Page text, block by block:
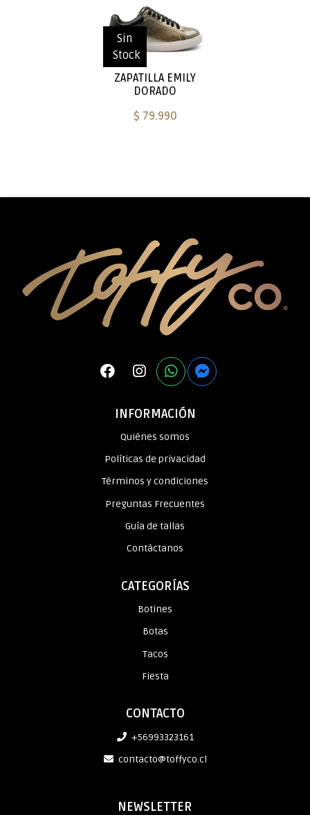
Sin
Stock
ZAPATILLA EMILY
DORADO
$ 79.990
INFORMACIÓN
Quiénes somos
Políticas de privacidad
Términos y condiciones
Preguntas Frecuentes
Guía de tallas
Contáctanos
CATEGORÍAS
Botines
Botas
Tacos
Fiesta
CONTACTO
+56993323161
contacto@toffyco.cl
NEWSLETTER